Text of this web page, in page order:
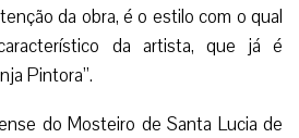
da obra, é o estilo com o qual
da artista, que já é
Pintora”.
do Mosteiro de Santa Lucia de